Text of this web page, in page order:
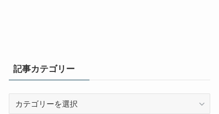
記事カテゴリー